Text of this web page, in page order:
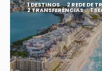
1 DESTINOS 2 REDE DE
2 TRANSFERÊNCIAS 1